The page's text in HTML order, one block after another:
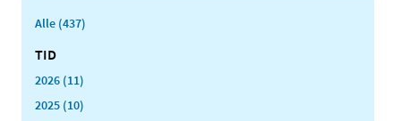
Alle (437)
TID
2026 (11)
2025 (10)